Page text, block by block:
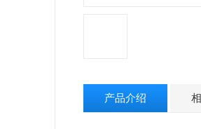
产品介绍